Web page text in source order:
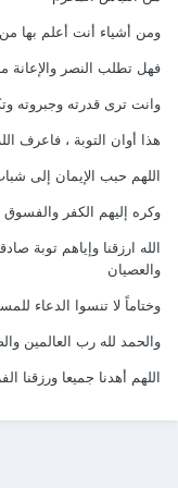
ومن أشياء أنت أعلم بها
فهل تطلب النصر والإعانة
وانت ترى قدرته وجبروته
هذا أوان التوبة ، فاعرف
اللهم حبب الإيمان إلى
وكره إليهم الكفر والفسوق
الله ارزقنا وإياهم توبة
والعصيان
وختاماً لا تنسوا الدعاء
والحمد لله رب العالمين
اللهم أهدنا جميعا ورزقنا